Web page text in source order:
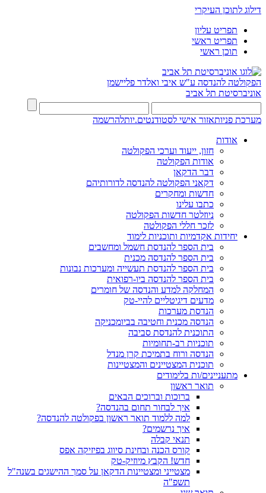
דילוג לתוכן העיקרי
תפריט עליון
תפריט ראשי
תוכן ראשי
הפקולטה להנדסה ע"ש איבי ואלדר פליישמן
אוניברסיטת תל אביב
מערכת פניותאזור אישי לסטודנטים.יותלהרשמה
אודות
חזון, ייעוד וערכי הפקולטה
אודות הפקולטה
דבר הדקאן
דקאני הפקולטה להנדסה לדורותיהם
חדשות ומחקרים
כתבו עלינו
ניוזלטר חדשות הפקולטה
לזכר חללי הפקולטה
יחידות אקדמיות ותוכניות לימוד
בית הספר להנדסת חשמל ומחשבים
בית הספר להנדסה מכנית
בית הספר להנדסת תעשייה ומערכות נבונות
בית הספר להנדסה ביו-רפואית
המחלקה למדע והנדסה של חומרים
מדעים דיגיטליים להיי-טק
הנדסת מערכות
הנדסה מכנית וחטיבה בביומכניקה
התוכנית להנדסת סביבה
תוכניות רב-תחומיות
הנדסה ורוח בתמיכת קרן מנדל
תוכנית המצטיינים והמצטיינות
מתעניינים/ות בלימודים
תואר ראשון
ברוכות וברוכים הבאים
איך לבחור תחום בהנדסה?
למה ללמוד תואר ראשון בפקולטה להנדסה?
איך נרשמים?
תנאי קבלה
קורס הכנה ובחינת סיווג בפיזיקה אפס
חדש! הקבץ מיוזיק-טק
מצטייני ומצטיינות הדקאן על סמך ההישגים בשנה"ל
תשפ"ה